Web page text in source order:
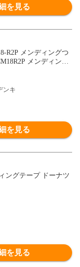
を見る
R2P メンディングつ
メンディング
ンキ
を見る
ングテープ ドーナツ
を見る